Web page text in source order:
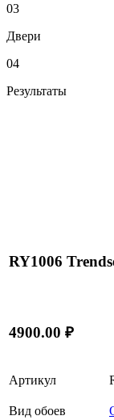
03
Двери
04
Результаты
RY1006
4900.00 ₽
Артикул
Вид обоев